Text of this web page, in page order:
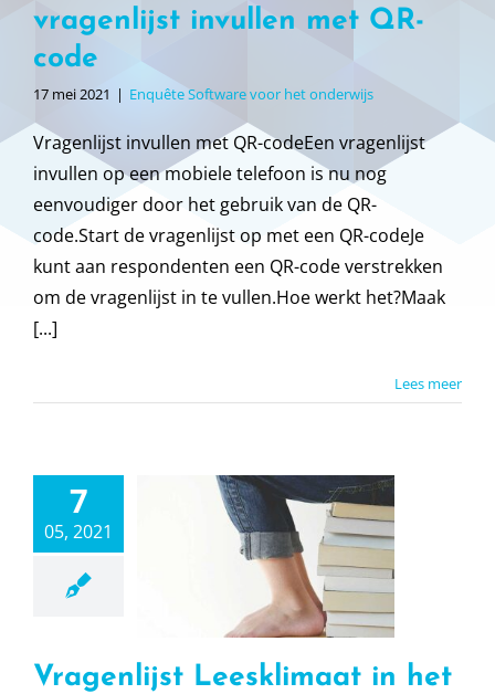
vragenlijst invullen met QR-
code
17 mei 2021 | Enquête Software voor het onderwijs
Vragenlijst invullen met QR-codeEen vragenlijst
invullen op een mobiele telefoon is nu nog
eenvoudiger door het gebruik van de QR-
code.Start de vragenlijst op met een QR-codeJe
kunt aan respondenten een QR-code verstrekken
om de vragenlijst in te vullen.Hoe werkt het?Maak
[...]
Lees meer
7
05, 2021
in het
Vragenlijst Leesklimaat in het